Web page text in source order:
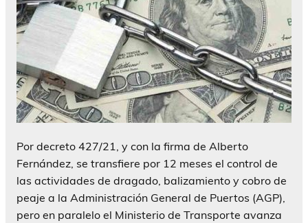
Por decreto 427/21, y con la firma de Alberto
Fernández, se transfiere por 12 meses el control de
las actividades de dragado, balizamiento y cobro de
peaje a la Administración General de Puertos (AGP),
pero en paralelo el Ministerio de Transporte avanza